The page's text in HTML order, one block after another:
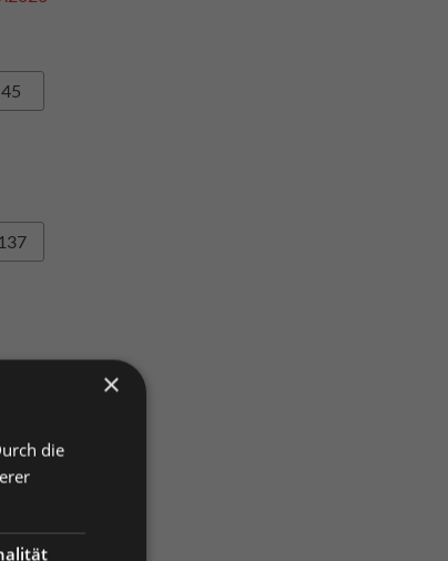
45
137
×
die